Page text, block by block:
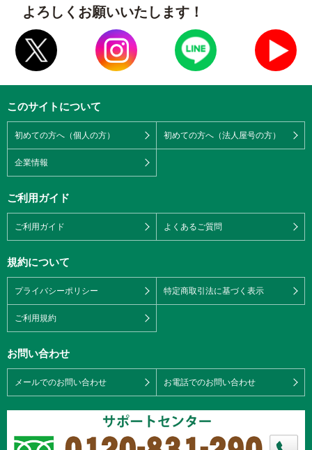
よろしくお願いいたします！
このサイトについて
初めての方へ（個人の方） 初めての方へ（法人屋号の方）
企業情報
ご利用ガイド
ご利用ガイド よくあるご質問
規約について
プライバシーポリシー 特定商取引法に基づく表示
ご利用規約
お問い合わせ
メールでのお問い合わせ お電話でのお問い合わせ